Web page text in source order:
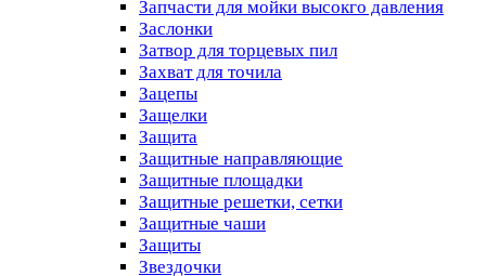
Запчасти для мойки высокго давления
Заслонки
Затвор для торцевых пил
Захват для точила
Зацепы
Защелки
Защита
Защитные направляющие
Защитные площадки
Защитные решетки, сетки
Защитные чаши
Защиты
Звездочки